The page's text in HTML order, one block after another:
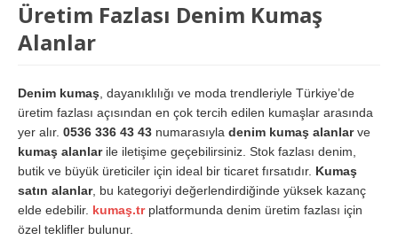
Üretim Fazlası Denim Kumaş
Alanlar
Denim kumaş, dayanıklılığı ve moda trendleriyle Türkiye’de
üretim fazlası açısından en çok tercih edilen kumaşlar arasında
yer alır. 0536 336 43 43 numarasıyla denim kumaş alanlarve
kumaş alanlarile iletişime geçebilirsiniz. Stok fazlası denim,
butik ve büyük üreticiler için ideal bir ticaret fırsatıdır. Kumaş
satın alanlar, bu kategoriyi değerlendirdiğinde yüksek kazanç
elde edebilir. kumaş.trplatformunda denim üretim fazlası için
özel teklifler bulunur.